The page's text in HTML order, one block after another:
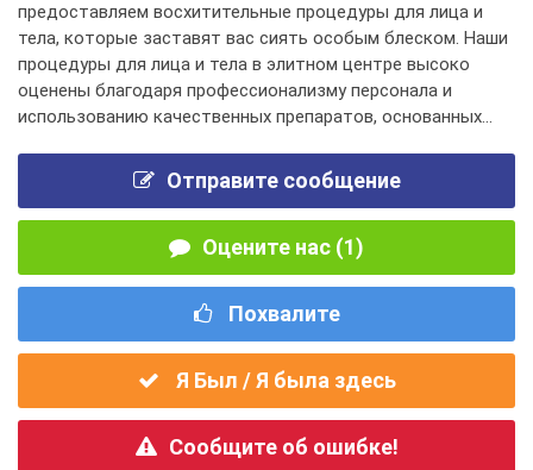
предоставляем восхитительные процедуры для лица и
тела, которые заставят вас сиять особым блеском. Наши
процедуры для лица и тела в элитном центре высоко
оценены благодаря профессионализму персонала и
использованию качественных препаратов, основанных...
Отправите сообщение
Оцените нас (1)
Похвалите
Я Был / Я была здесь
Сообщите об ошибке!